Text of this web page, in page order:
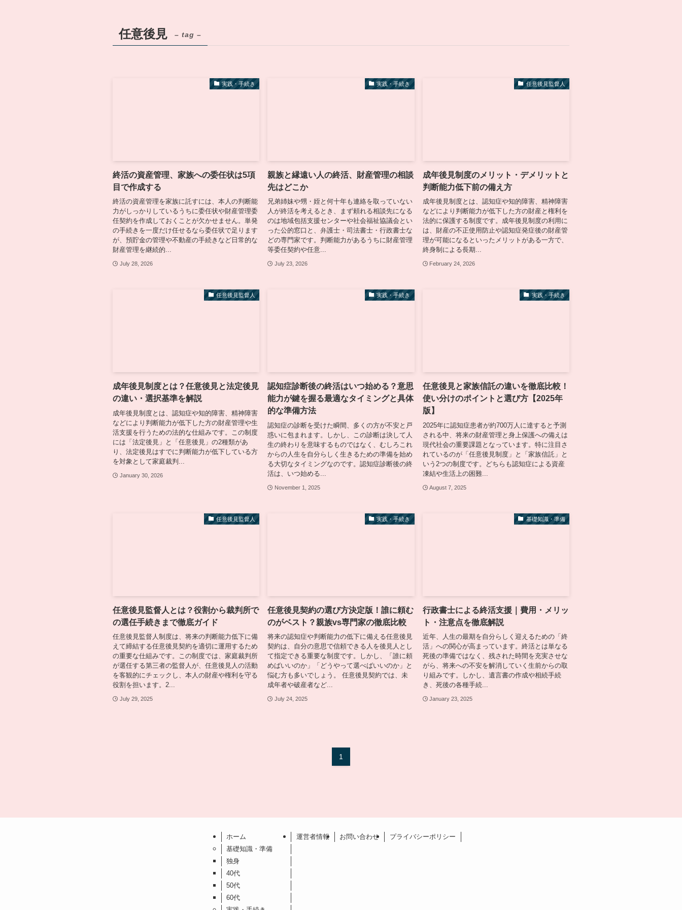
任意後見 – tag –
実践・手続き
終活の資産管理、家族への委任状は5項
目で作成する
終活の資産管理を家族に託すには、本人の判断能
力がしっかりしているうちに委任状や財産管理委
任契約を作成しておくことが欠かせません。単発
の手続きを一度だけ任せるなら委任状で足ります
が、預貯金の管理や不動産の手続きなど日常的な
財産管理を継続的...
July 28, 2026
実践・手続き
親族と縁遠い人の終活、財産管理の相談
先はどこか
兄弟姉妹や甥・姪と何十年も連絡を取っていない
人が終活を考えるとき、まず頼れる相談先になる
のは地域包括支援センターや社会福祉協議会とい
った公的窓口と、弁護士・司法書士・行政書士な
どの専門家です。判断能力があるうちに財産管理
等委任契約や任意...
July 23, 2026
任意後見監督人
成年後見制度のメリット・デメリットと
判断能力低下前の備え方
成年後見制度とは、認知症や知的障害、精神障害
などにより判断能力が低下した方の財産と権利を
法的に保護する制度です。成年後見制度の利用に
は、財産の不正使用防止や認知症発症後の財産管
理が可能になるといったメリットがある一方で、
終身制による長期...
February 24, 2026
任意後見監督人
成年後見制度とは？任意後見と法定後見
の違い・選択基準を解説
成年後見制度とは、認知症や知的障害、精神障害
などにより判断能力が低下した方の財産管理や生
活支援を行うための法的な仕組みです。この制度
には「法定後見」と「任意後見」の2種類があ
り、法定後見はすでに判断能力が低下している方
を対象として家庭裁判...
January 30, 2026
実践・手続き
認知症診断後の終活はいつ始める？意思
能力が鍵を握る最適なタイミングと具体
的な準備方法
認知症の診断を受けた瞬間、多くの方が不安と戸
惑いに包まれます。しかし、この診断は決して人
生の終わりを意味するものではなく、むしろこれ
からの人生を自分らしく生きるための準備を始め
る大切なタイミングなのです。認知症診断後の終
活は、いつ始める...
November 1, 2025
実践・手続き
任意後見と家族信託の違いを徹底比較！
使い分けのポイントと選び方【2025年
版】
2025年に認知症患者が約700万人に達すると予測
される中、将来の財産管理と身上保護への備えは
現代社会の重要課題となっています。特に注目さ
れているのが「任意後見制度」と「家族信託」と
いう2つの制度です。どちらも認知症による資産
凍結や生活上の困難...
August 7, 2025
任意後見監督人
任意後見監督人とは？役割から裁判所で
の選任手続きまで徹底ガイド
任意後見監督人制度は、将来の判断能力低下に備
えて締結する任意後見契約を適切に運用するため
の重要な仕組みです。この制度では、家庭裁判所
が選任する第三者の監督人が、任意後見人の活動
を客観的にチェックし、本人の財産や権利を守る
役割を担います。2...
July 29, 2025
実践・手続き
任意後見契約の選び方決定版！誰に頼む
のがベスト？親族vs専門家の徹底比較
将来の認知症や判断能力の低下に備える任意後見
契約は、自分の意思で信頼できる人を後見人とし
て指定できる重要な制度です。しかし、「誰に頼
めばいいのか」「どうやって選べばいいのか」と
悩む方も多いでしょう。 任意後見契約では、未
成年者や破産者など...
July 24, 2025
基礎知識・準備
行政書士による終活支援｜費用・メリッ
ト・注意点を徹底解説
近年、人生の最期を自分らしく迎えるための「終
活」への関心が高まっています。終活とは単なる
死後の準備ではなく、残された時間を充実させな
がら、将来への不安を解消していく生前からの取
り組みです。しかし、遺言書の作成や相続手続
き、死後の各種手続...
January 23, 2025
1
ホーム
基礎知識・準備
独身
40代
50代
60代
運営者情報 お問い合わせ プライバシーポリシー